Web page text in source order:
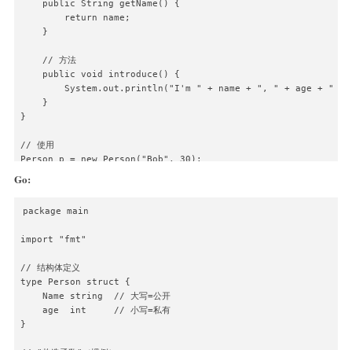
    public String getName() {
        return name;
    }
    // 方法
    public void introduce() {
System.out.println("I'm " + name + ", " + age + "
    }
}
// 使用
Person p = new Person("Bob", 30);
Go:
package main
import "fmt"
// 结构体定义
type Person struct {
    Name string  // 大写=公开
    age  int     // 小写=私有
}